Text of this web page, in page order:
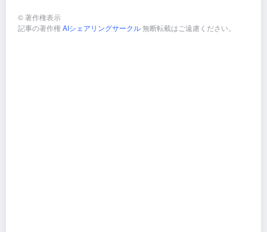
©著作権表示
記事の著作権AIシェアリングサークル無断転載はご遠慮ください。